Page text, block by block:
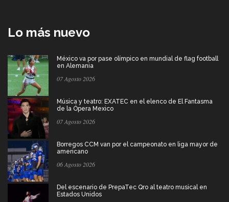
Lo más nuevo
México va por pase olímpico en mundial de flag football
en Alemania
07 Agosto 2026
Música y teatro: EXATEC en el elenco de El Fantasma
de la Ópera Mexico
07 Agosto 2026
Borregos CCM van por el campeonato en liga mayor de
americano
06 Agosto 2026
Del escenario de PrepaTec Qro al teatro musical en
Estados Unidos